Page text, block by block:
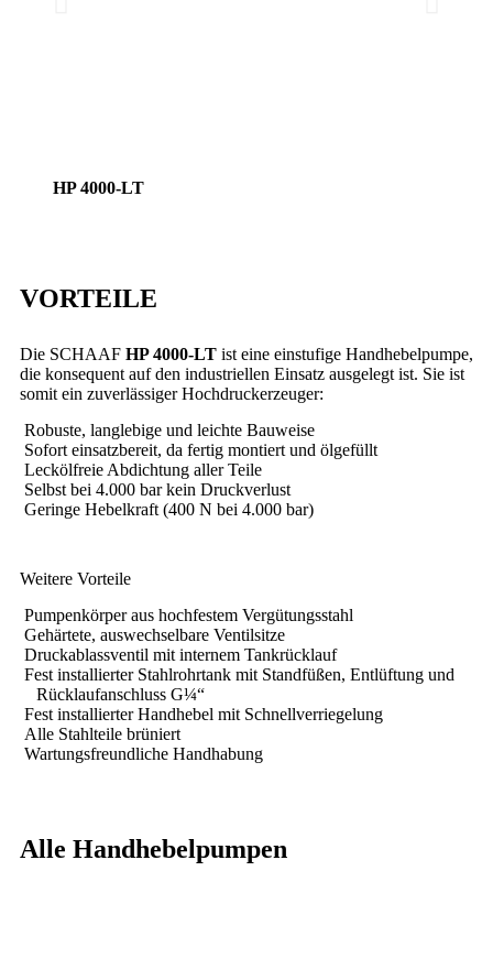
HP 4000-LT
VORTEILE
Die SCHAAF HP 4000-LT ist eine einstufige Handhebelpumpe,
die konsequent auf den industriellen Einsatz ausgelegt ist. Sie ist
somit ein zuverlässiger Hochdruckerzeuger:
Robuste, langlebige und leichte Bauweise
Sofort einsatzbereit, da fertig montiert und ölgefüllt
Leckölfreie Abdichtung aller Teile
Selbst bei 4.000 bar kein Druckverlust
Geringe Hebelkraft (400 N bei 4.000 bar)
Weitere Vorteile
Pumpenkörper aus hochfestem Vergütungsstahl
Gehärtete, auswechselbare Ventilsitze
Druckablassventil mit internem Tankrücklauf
Fest installierter Stahlrohrtank mit Standfüßen, Entlüftung und
Rücklaufanschluss G¼“
Fest installierter Handhebel mit Schnellverriegelung
Alle Stahlteile brüniert
Wartungsfreundliche Handhabung
Alle Handhebelpumpen